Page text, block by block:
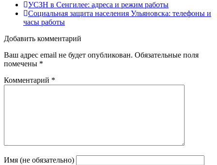
УСЗН в Сенгилее: адреса и режим работы
Социальная защита населения Ульяновска: телефоны и
часы работы
Добавить комментарий
Ваш адрес email не будет опубликован. Обязательные поля
помечены *
Комментарий *
Имя (не обязательно)